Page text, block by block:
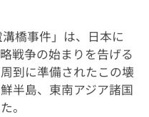
橋事件」は、日本に
戦争の始まりを告げる
到に準備されたこの壊
半島、東南アジア諸国
。